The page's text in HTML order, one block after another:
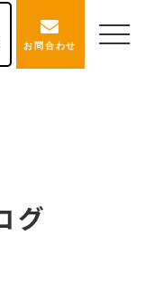
お問合わせ
グ